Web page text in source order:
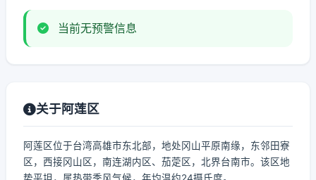
当前无预警信息
关于阿莲区
阿莲区位于台湾高雄市东北部，地处冈山平原南缘，东邻田寮
区，西接冈山区，南连湖内区、茄萣区，北界台南市。该区地